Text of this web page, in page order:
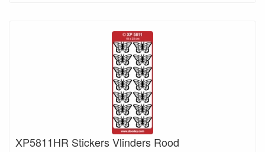
XP5811HR Stickers Vlinders Rood